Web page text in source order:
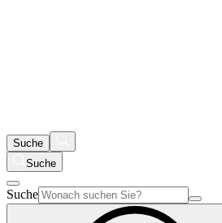
Suche
Suche
Suche